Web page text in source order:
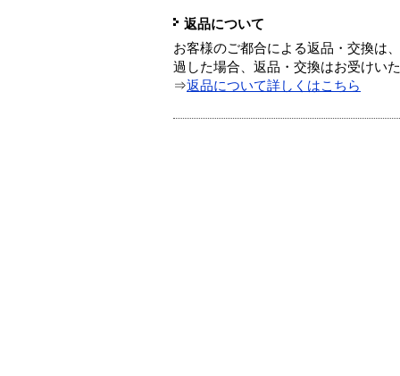
返品について
お客様のご都合による返品・交換は
過した場合、返品・交換はお受けい
⇒返品について詳しくはこちら